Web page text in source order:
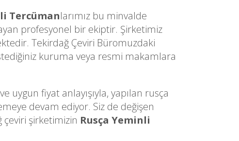
Tercümanlarımız bu minvalde
profesyonel bir ekiptir. Şirketimiz
Tekirdağ Çeviri Büromuzdaki
kuruma veya resmi makamlara
uygun fiyat anlayışıyla, yapılan rusça
devam ediyor. Siz de değişen
çeviri şirketimizin Rusça Yeminli